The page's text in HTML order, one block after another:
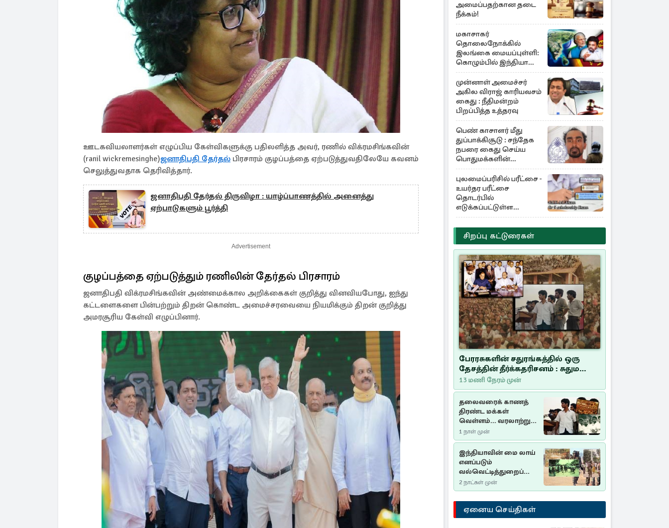
ஊடகவியலாளர்கள் எழுப்பிய கேள்விகளுக்கு பதிலளித்த அவர், ரணில் விக்ரமசிங்கவின்
(ranil wickremesinghe)ஜனாதிபதி தேர்தல் பிரசாரம் குழப்பத்தை ஏற்படுத்துவதிலேயே கவனம்
செலுத்துவதாக தெரிவித்தார்.
ஜனாதிபதி தேர்தல் திருவிழா : யாழ்ப்பாணத்தில் அனைத்து
ஏற்பாடுகளும் பூர்த்தி
Advertisement
குழப்பத்தை ஏற்படுத்தும் ரணிலின் தேர்தல் பிரசாரம்
ஜனாதிபதி விக்ரமசிங்கவின் அண்மைக்கால அறிக்கைகள் குறித்து வினவியபோது, ​​ஐந்து
கட்டளைகளை பின்பற்றும் திறன் கொண்ட அமைச்சரவையை நியமிக்கும் திறன் குறித்து
அமரசூரிய கேள்வி எழுப்பினார்.
அமைப்பதற்கான தடை
நீக்கம்!
மகாசாகர்
தொலைநோக்கில்
இலங்கை மையப்புள்ளி:
கொழும்பில் இந்தியா
அழுத்தம்
முன்னாள் அமைச்சர்
அகில விராஜ் காரியவசம்
கைது : நீதிமன்றம்
பிறப்பித்த உத்தரவு
பெண் காசாளர் மீது
துப்பாக்கிசூடு : சந்தேக
நபரை கைது செய்ய
பொதுமக்களின்
உதவியை நாடும்
காவல்துறை
புலமைப்பரிசில் பரீட்சை -
உயர்தர பரீட்சை
தொடர்பில்
எடுக்கப்பட்டுள்ள
தீர்மானம்
சிறப்பு கட்டுரைகள்
பேரரசுகளின் சதுரங்கத்தில் ஒரு
தேசத்தின் தீர்க்கதரிசனம் : சுதுமலை
பிரகடனம் ஒரு வரலாற்றுப் பாடம்
13 மணி நேரம் முன்
தலைவரைக் காணத்
திரண்ட மக்கள்
வெள்ளம்... வரலாற்றுச்
சிறப்புமிக்க சுதுமலைப்
பிரகடனம்…
1 நாள் முன்
இந்தியாவின் மை லாய்
எனப்படும்
வல்வெட்டித்துறைப்
படுகொலை…
2 நாட்கள் முன்
ஏனைய செய்திகள்